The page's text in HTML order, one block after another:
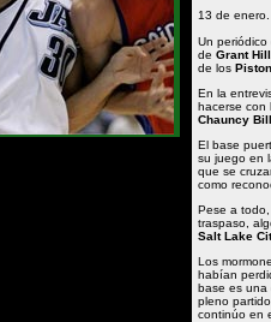
13 de enero.
Un periódico
de Grant Hill.
de los
En la
hacerse con
Chauncy
El base
su juego en
que se
como
Pese a
traspaso,
Salt Lake
Los
habían
base es una
pleno
continúo en